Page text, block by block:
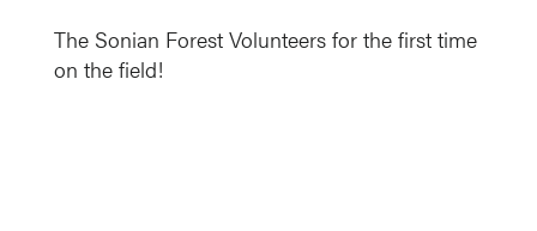
The Sonian Forest Volunteers for the first time
on the field!